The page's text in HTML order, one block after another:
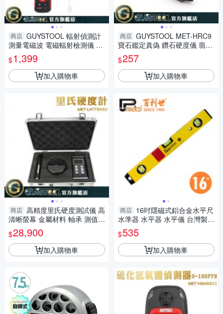
商店 GUYSTOOL 輻射偵測計
測量電磁波 電磁輻射檢測儀 手
機輻射監測儀 電場磁場 MET-E
WDC 電器電磁波
$1,399
加入購物車
商店 高精度里氏硬度測試儀 高
清晰螢幕 金屬材料 軸承 測值穩
定MET-LHTT6580 便攜式金屬
硬度計
$28,900
加入購物車
商店 GUYSTOOL MET-HRC9
寶石鑑定真偽 鑽石硬度儀 翡翠
檢測 瑪瑙硬度 驗鑽筆 鑽石真偽
鑑定 鑽石硬度筆
$257
加入購物車
商店 16吋隱磁式鋁合金水平尺
水準器 水平器 水平儀 台灣製造
Panrico 百利世
$535
加入購物車